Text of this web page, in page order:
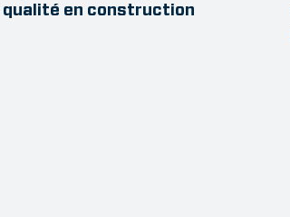
qualité en construction